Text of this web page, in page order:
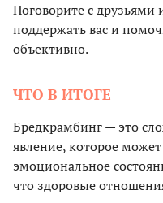
Поговорите с
поддержать вас и
объективно.
ЧТО В ИТОГЕ
Бредкрамбинг — это
явление, которое
эмоциональное
что здоровые